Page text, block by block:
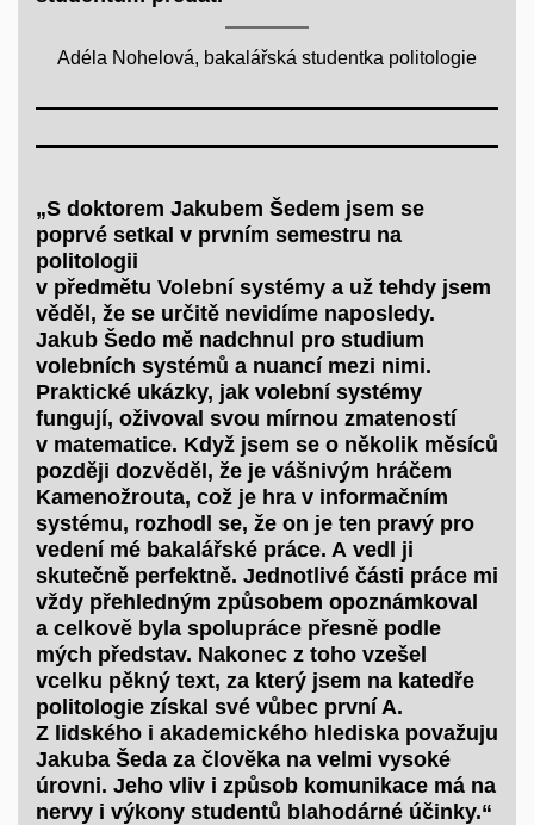
Adéla Nohelová, bakalářská studentka politologie
„S doktorem Jakubem Šedem jsem se
poprvé setkal v prvním semestru na
politologii
v předmětu Volební systémy a už tehdy jsem
věděl, že se určitě nevidíme naposledy.
Jakub Šedo mě nadchnul pro studium
volebních systémů a nuancí mezi nimi.
Praktické ukázky, jak volební systémy
fungují, oživoval svou mírnou zmateností
v matematice. Když jsem se o několik měsíců
později dozvěděl, že je vášnivým hráčem
Kamenožrouta, což je hra v informačním
systému, rozhodl se, že on je ten pravý pro
vedení mé bakalářské práce. A vedl ji
skutečně perfektně. Jednotlivé části práce mi
vždy přehledným způsobem opoznámkoval
a celkově byla spolupráce přesně podle
mých představ. Nakonec z toho vzešel
vcelku pěkný text, za který jsem na katedře
politologie získal své vůbec první A.
Z lidského i akademického hlediska považuju
Jakuba Šeda za člověka na velmi vysoké
úrovni. Jeho vliv i způsob komunikace má na
nervy i výkony studentů blahodárné účinky.“